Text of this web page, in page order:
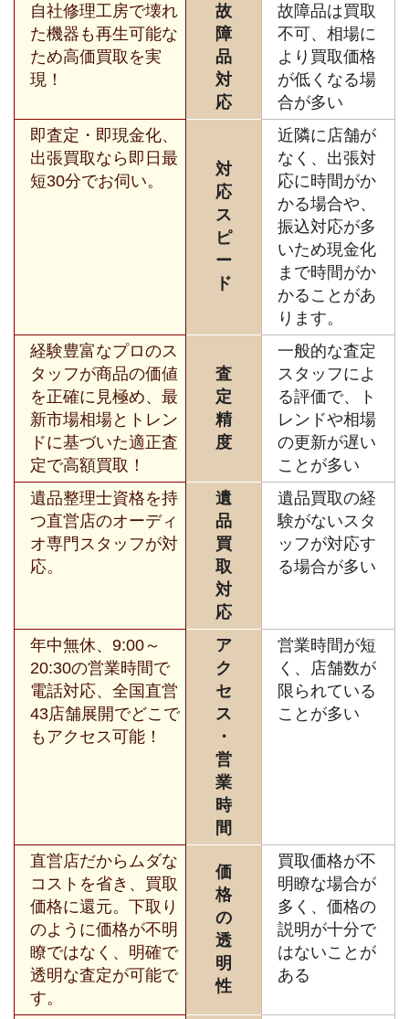
自社修理工房で壊れ
た機器も再生可能な
ため高価買取を実
現！
故
障
品
対
応
故障品は買取
不可、相場に
より買取価格
が低くなる場
合が多い
即査定・即現金化、
出張買取なら即日最
短30分でお伺い。
対
応
ス
ピ
ー
ド
近隣に店舗が
なく、出張対
応に時間がか
かる場合や、
振込対応が多
いため現金化
まで時間がか
かることがあ
ります。
経験豊富なプロのス
タッフが商品の価値
を正確に見極め、最
新市場相場とトレン
ドに基づいた適正査
定で高額買取！
査
定
精
度
一般的な査定
スタッフによ
る評価で、ト
レンドや相場
の更新が遅い
ことが多い
遺品整理士資格を持
つ直営店のオーディ
オ専門スタッフが対
応。
遺
品
買
取
対
応
遺品買取の経
験がないスタ
ッフが対応す
る場合が多い
年中無休、9:00～
20:30の営業時間で
電話対応、全国直営
43店舗展開でどこで
もアクセス可能！
ア
ク
セ
ス
・
営
業
時
間
営業時間が短
く、店舗数が
限られている
ことが多い
直営店だからムダな
コストを省き、買取
価格に還元。下取り
のように価格が不明
瞭ではなく、明確で
透明な査定が可能で
す。
価
格
の
透
明
性
買取価格が不
明瞭な場合が
多く、価格の
説明が十分で
はないことが
ある